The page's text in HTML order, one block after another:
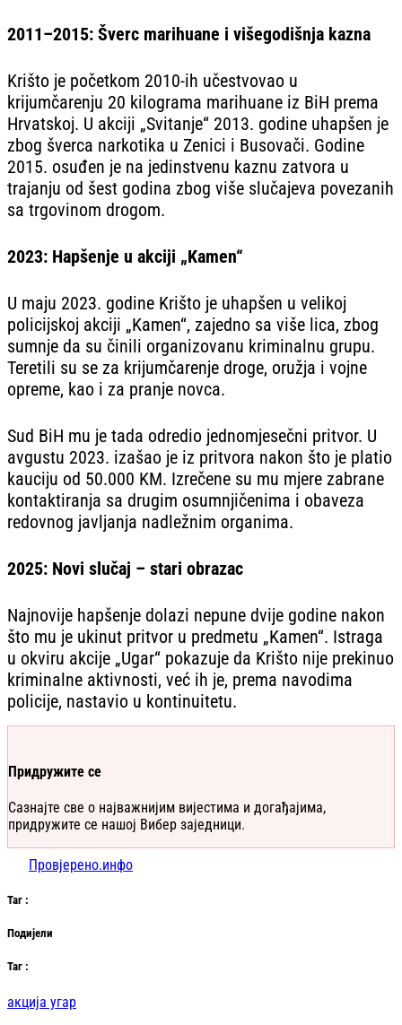
2011–2015: Šverc marihuane i višegodišnja kazna
Krišto je početkom 2010-ih učestvovao u
krijumčarenju 20 kilograma marihuane iz BiH prema
Hrvatskoj. U akciji „Svitanje“ 2013. godine uhapšen je
zbog šverca narkotika u Zenici i Busovači. Godine
2015. osuđen je na jedinstvenu kaznu zatvora u
trajanju od šest godina zbog više slučajeva povezanih
sa trgovinom drogom.
2023: Hapšenje u akciji „Kamen“
U maju 2023. godine Krišto je uhapšen u velikoj
policijskoj akciji „Kamen“, zajedno sa više lica, zbog
sumnje da su činili organizovanu kriminalnu grupu.
Teretili su se za krijumčarenje droge, oružja i vojne
opreme, kao i za pranje novca.
Sud BiH mu je tada odredio jednomjesečni pritvor. U
avgustu 2023. izašao je iz pritvora nakon što je platio
kauciju od 50.000 KM. Izrečene su mu mjere zabrane
kontaktiranja sa drugim osumnjičenima i obaveza
redovnog javljanja nadležnim organima.
2025: Novi slučaj – stari obrazac
Najnovije hapšenje dolazi nepune dvije godine nakon
što mu je ukinut pritvor u predmetu „Kamen“. Istraga
u okviru akcije „Ugar“ pokazuje da Krišto nije prekinuo
kriminalne aktivnosti, već ih je, prema navodima
policije, nastavio u kontinuitetu.
Придружите се
Сазнајте све о најважнијим вијестима и догађајима,
придружите се нашој Вибер заједници.
Провјерено.инфо
Таг :
Подијели
Таг :
акција угар